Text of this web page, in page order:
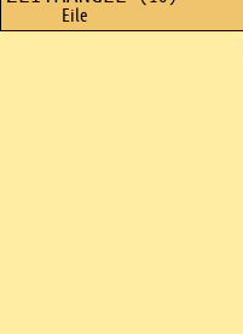
Eile